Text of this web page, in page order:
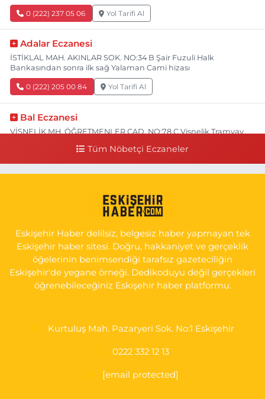
0 (222) 237 05 06 Yol Tarifi Al
Adalar Eczanesi
İSTİKLAL MAH. AKINLAR SOK. NO:34 B Şair Fuzuli Halk
Bankasından sonra ilk sağ Yalaman Cami hizası
0 (222) 205 00 84 Yol Tarifi Al
Bal Eczanesi
VİŞNELİK MH. ÖĞRETMENLER CAD. NO:78 C Vişnelik Tramvay
NUH'UN GEMİSİ Veteriner Kliniğinin yanı,ı
GÜLTEPE MAH. HALK CAD. NO:107 C
0 (222) 250 40 50 Yol Tarifi Al
Bizim Eczanesi
EMEK MAH. ERTAŞ CAD.NO:12 A Küçük Sanayi girişi Tarım Kredi
Koop. Market yanı
Tüm Nöbetçi Eczaneler
Eskişehir Haber delilsiz, belgesiz haber yapmayan tek
Eskişehir haber sitesi. Doğru, hakkaniyet ve gerçeklik
öğelerinin benimsendiği tarafsız gazeteciliğin
Eskişehir'de yegane örneği. Dedikoduyu değil gerçekleri
öğrenebileceğiniz Eskişehir haber platformu.
Kurtuluş Mah. Pazaryeri Sok. No:1 Eskişehir
0222 332 12 13
[email protected]